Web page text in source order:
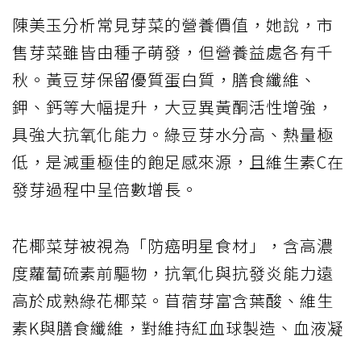
陳美玉分析常見芽菜的營養價值，她說，市
售芽菜雖皆由種子萌發，但營養益處各有千
秋。黃豆芽保留優質蛋白質，膳食纖維、
鉀、鈣等大幅提升，大豆異黃酮活性增強，
具強大抗氧化能力。綠豆芽水分高、熱量極
低，是減重極佳的飽足感來源，且維生素C在
發芽過程中呈倍數增長。
花椰菜芽被視為「防癌明星食材」，含高濃
度蘿蔔硫素前驅物，抗氧化與抗發炎能力遠
高於成熟綠花椰菜。苜蓿芽富含葉酸、維生
素K與膳食纖維，對維持紅血球製造、血液凝